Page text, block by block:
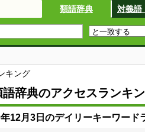
類語辞典 対義語
キング
語辞典のアクセスランキ
12月3日のデイリーキーワード